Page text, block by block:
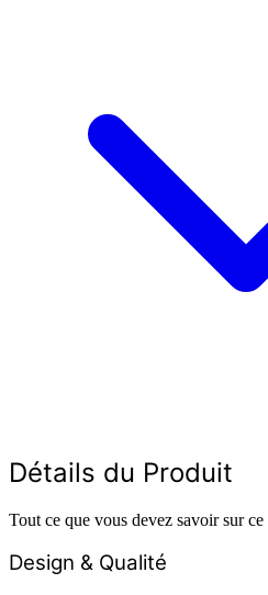
Détails du Produit
Tout ce que vous devez savoir sur
Design & Qualité